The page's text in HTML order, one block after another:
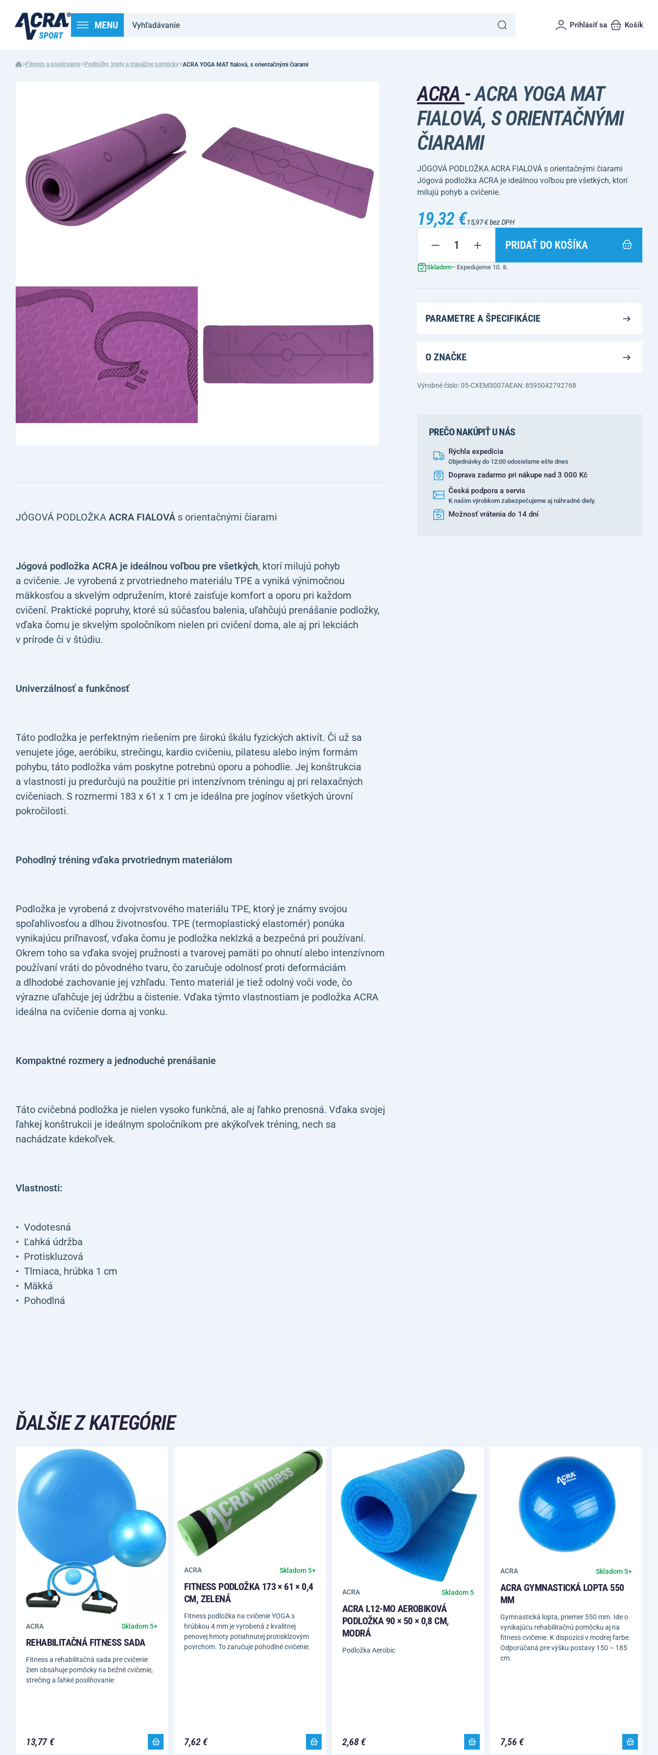
MENU Prihlásiť sa Košík
Fitness a posilovanie Podložky, lopty a masážne pomôcky ACRA YOGA MAT fialová, s orientačnými čiarami
ACRA -ACRA YOGA MAT
FIALOVÁ, S ORIENTAČNÝMI
ČIARAMI
JÓGOVÁ PODLOŽKA ACRA FIALOVÁ s orientačnými čiarami
Jógová podložka ACRA je ideálnou voľbou pre všetkých, ktorí
milujú pohyb a cvičenie.
19,32 €15,97 € bez DPH
PRIDAŤ DO KOŠÍKA
Skladom– Expedujeme 10. 8.
PARAMETRE A ŠPECIFIKÁCIE
O ZNAČKE
Výrobné číslo: 05-CXEM3007AEAN: 8595042792768
PREČO NAKÚPIŤ U NÁS
Rýchla expedícia
Objednávky do 12:00 odosielame ešte dnes
Doprava zadarmo pri nákupe nad 3 000 Kč
Česká podpora a servis
K našim výrobkom zabezpečujeme aj náhradné diely.
Možnosť vrátenia do 14 dní
JÓGOVÁ PODLOŽKA ACRA FIALOVÁ s orientačnými čiarami
Jógová podložka ACRA je ideálnou voľbou pre všetkých, ktorí milujú pohyb
a cvičenie. Je vyrobená z prvotriedneho materiálu TPE a vyniká výnimočnou
mäkkosťou a skvelým odpružením, ktoré zaisťuje komfort a oporu pri každom
cvičení. Praktické popruhy, ktoré sú súčasťou balenia, uľahčujú prenášanie podložky,
vďaka čomu je skvelým spoločníkom nielen pri cvičení doma, ale aj pri lekciách
v prírode či v štúdiu.
Univerzálnosť a funkčnosť
Táto podložka je perfektným riešením pre širokú škálu fyzických aktivít. Či už sa
venujete jóge, aeróbiku, strečingu, kardio cvičeniu, pilatesu alebo iným formám
pohybu, táto podložka vám poskytne potrebnú oporu a pohodlie. Jej konštrukcia
a vlastnosti ju predurčujú na použitie pri intenzívnom tréningu aj pri relaxačných
cvičeniach. S rozmermi 183 x 61 x 1 cm je ideálna pre jogínov všetkých úrovní
pokročilosti.
Pohodlný tréning vďaka prvotriednym materiálom
Podložka je vyrobená z dvojvrstvového materiálu TPE, ktorý je známy svojou
spoľahlivosťou a dlhou životnosťou. TPE (termoplastický elastomér) ponúka
vynikajúcu priľnavosť, vďaka čomu je podložka neklzká a bezpečná pri používaní.
Okrem toho sa vďaka svojej pružnosti a tvarovej pamäti po ohnutí alebo intenzívnom
používaní vráti do pôvodného tvaru, čo zaručuje odolnosť proti deformáciám
a dlhodobé zachovanie jej vzhľadu. Tento materiál je tiež odolný voči vode, čo
výrazne uľahčuje jej údržbu a čistenie. Vďaka týmto vlastnostiam je podložka ACRA
ideálna na cvičenie doma aj vonku.
Kompaktné rozmery a jednoduché prenášanie
Táto cvičebná podložka je nielen vysoko funkčná, ale aj ľahko prenosná. Vďaka svojej
ľahkej konštrukcii je ideálnym spoločníkom pre akýkoľvek tréning, nech sa
nachádzate kdekoľvek.
Vlastnosti:
Vodotesná
Ľahká údržba
Protiskluzová
Tlmiaca, hrúbka 1 cm
Mäkká
Pohodlná
ĎALŠIE Z KATEGÓRIE
ACRA Skladom 5+
REHABILITAČNÁ FITNESS SADA
Fitness a rehabilitačná sada pre cvičenie
žien obsahuje pomôcky na bežné cvičenie,
strečing a ľahké posilňovanie:
13,77 €
ACRA Skladom 5+
FITNESS PODLOŽKA 173 × 61 × 0,4
CM, ZELENÁ
Fitness podložka na cvičenie YOGA s
hrúbkou 4 mm je vyrobená z kvalitnej
penovej hmoty potiahnutej protisklzovým
povrchom. To zaručuje pohodlné cvičenie.
7,62 €
ACRA Skladom 5
ACRA L12-MO AEROBIKOVÁ
PODLOŽKA 90 × 50 × 0,8 CM,
MODRÁ
Podložka Aerobic
2,68 €
ACRA Skladom 5+
ACRA GYMNASTICKÁ LOPTA 550
MM
Gymnastická lopta, priemer 550 mm. Ide o
vynikajúcu rehabilitačnú pomôcku aj na
fitness cvičenie. K dispozícii v modrej farbe.
Odporúčaná pre výšku postavy 150 – 185
cm.
7,56 €